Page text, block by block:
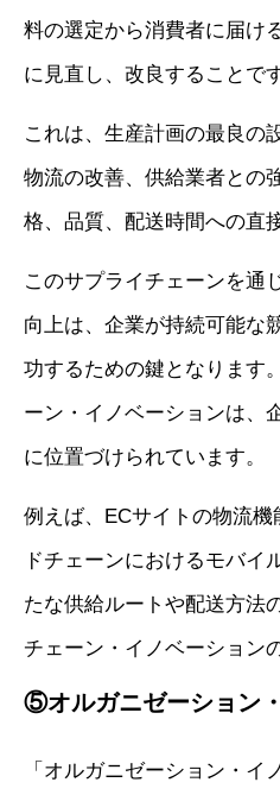
料の選定から消費者に届け
に見直し、改良することです
これは、生産計画の最良の
物流の改善、供給業者との
格、品質、配送時間への直
このサプライチェーンを通
向上は、企業が持続可能な
功するための鍵となります
ーン・イノベーションは、
に位置づけられています。
例えば、ECサイトの物流
ドチェーンにおけるモバイ
たな供給ルートや配送方法
チェーン・イノベーション
⑤オルガニゼーション
「オルガニゼーション・